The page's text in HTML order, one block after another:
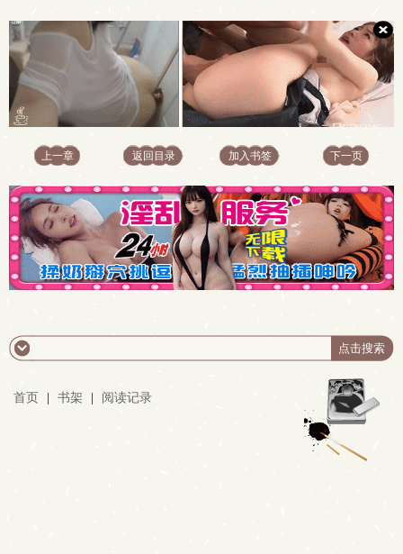
上一章 返回目录 加入书签 下一页
首页 书架 阅读记录